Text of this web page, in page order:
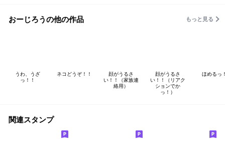
おーじろうの他の作品 もっと見る
うわ、うざ
っ！！
ネコどうぞ！！
顔がうるさ
い！！（家族連
絡用）
顔がうるさ
い！！（リアク
ションでか
っ！）
ほめるっ
関連スタンプ